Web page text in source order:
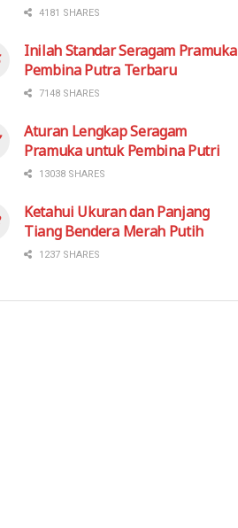
4181 SHARES
Inilah Standar Seragam Pramuka
Pembina Putra Terbaru
7148 SHARES
Aturan Lengkap Seragam
Pramuka untuk Pembina Putri
13038 SHARES
Ketahui Ukuran dan Panjang
Tiang Bendera Merah Putih
1237 SHARES